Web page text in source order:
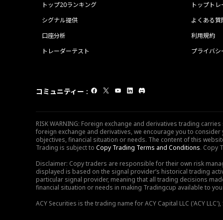
トップ20ランキング
シグナル提供
口座分析
トレーダーテスト
トップトレ
よくある質
利用規約
プライバシ
コミュニティー :
RISK WARNING: Foreign exchange and derivatives trading
foreign exchange and derivatives, we encourage you to
objectives, financial situation or needs. The content of this
Trading is subject to Copy Trading Terms and Conditions. Copy
Disclaimer: Copy traders are responsible for their own risk
displayed is based on the signal provider’s historical trading
particular signal provider, meaning that all trading decisions
financial situation or needs in making Tradingcup available to
ACY Securities is the trading name for ACY Capital LLC ('ACY